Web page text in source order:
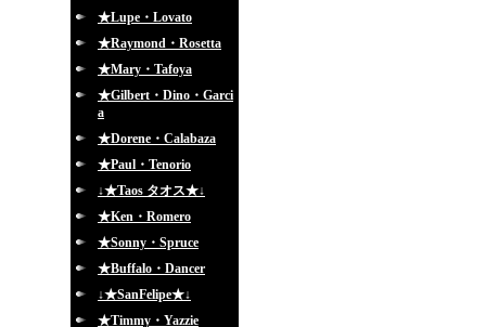
★Lupe・Lovato
★Raymond・Rosetta
★Mary・Tafoya
★Gilbert・Dino・Garci
a
★Dorene・Calabaza
★Paul・Tenorio
↓★Taos タオス★↓
★Ken・Romero
★Sonny・Spruce
★Buffalo・Dancer
↓★SanFelipe★↓
★Timmy・Yazzie